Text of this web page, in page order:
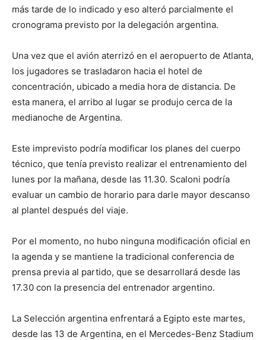
más tarde de lo indicado y eso alteró parcialmente el
cronograma previsto por la delegación argentina.
Una vez que el avión aterrizó en el aeropuerto de Atlanta,
los jugadores se trasladaron hacia el hotel de
concentración, ubicado a media hora de distancia. De
esta manera, el arribo al lugar se produjo cerca de la
medianoche de Argentina.
Este imprevisto podría modificar los planes del cuerpo
técnico, que tenía previsto realizar el entrenamiento del
lunes por la mañana, desde las 11.30. Scaloni podría
evaluar un cambio de horario para darle mayor descanso
al plantel después del viaje.
Por el momento, no hubo ninguna modificación oficial en
la agenda y se mantiene la tradicional conferencia de
prensa previa al partido, que se desarrollará desde las
17.30 con la presencia del entrenador argentino.
La Selección argentina enfrentará a Egipto este martes,
desde las 13 de Argentina, en el Mercedes-Benz Stadium